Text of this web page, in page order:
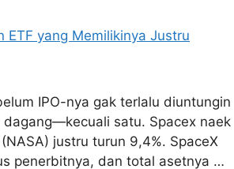
IPO-nya gak terlalu diuntungin
satu. Spacex naek
justru turun 9,4%. SpaceX
penerbitnya, dan total asetnya …